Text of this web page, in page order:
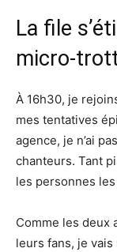
La file
micro-
À 16h30, je
mes tentatives
agence, je n’ai
chanteurs. Tant
les personnes
Comme les deux
leurs fans, je